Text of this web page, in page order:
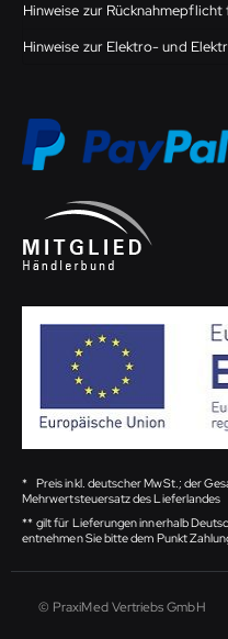
Hinweise zur
Hinweise zur Elektro- und
* Preis inkl. deutscher MwSt.; der
Mehrwertsteuersatz des Lieferlandes
** gilt für Lieferungen innerhalb
entnehmen Sie bitte dem Punkt
© PraxiMed Vertriebs GmbH